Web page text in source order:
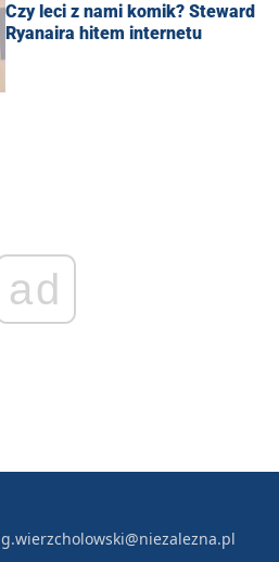
Czy leci z nami komik? Steward
Ryanaira hitem internetu
ad
g.wierzcholowski@niezalezna.pl